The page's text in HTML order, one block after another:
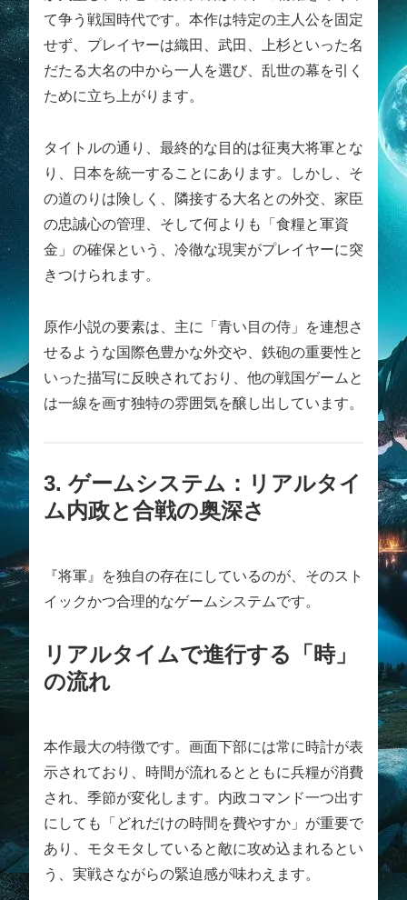
て争う戦国時代です。本作は特定の主人公を固定
せず、プレイヤーは織田、武田、上杉といった名
だたる大名の中から一人を選び、乱世の幕を引く
ために立ち上がります。
タイトルの通り、最終的な目的は征夷大将軍とな
り、日本を統一することにあります。しかし、そ
の道のりは険しく、隣接する大名との外交、家臣
の忠誠心の管理、そして何よりも「食糧と軍資
金」の確保という、冷徹な現実がプレイヤーに突
きつけられます。
原作小説の要素は、主に「青い目の侍」を連想さ
せるような国際色豊かな外交や、鉄砲の重要性と
いった描写に反映されており、他の戦国ゲームと
は一線を画す独特の雰囲気を醸し出しています。
3. ゲームシステム：リアルタイ
ム内政と合戦の奥深さ
『将軍』を独自の存在にしているのが、そのスト
イックかつ合理的なゲームシステムです。
リアルタイムで進行する「時」
の流れ
本作最大の特徴です。画面下部には常に時計が表
示されており、時間が流れるとともに兵糧が消費
され、季節が変化します。内政コマンド一つ出す
にしても「どれだけの時間を費やすか」が重要で
あり、モタモタしていると敵に攻め込まれるとい
う、実戦さながらの緊迫感が味わえます。